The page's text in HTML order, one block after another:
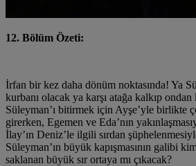
12. Bölüm Özeti:
İrfan bir kez daha dönüm noktasında! Ya
kurbanı olacak ya karşı atağa kalkıp
Süleyman’ı bitirmek için Ayşe’yle birlikte
girerken, Egemen ve Eda’nın
İlay’ın Deniz’le ilgili sırdan
Süleyman’ın büyük kapışmasının galibi
saklanan büyük sır ortaya mı çıkacak?